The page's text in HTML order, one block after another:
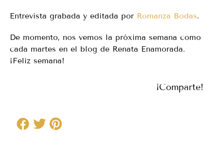
Entrevista grabada y editada por Romanza Bodas.
De momento, nos vemos la próxima semana como
cada martes en el blog de Renata Enamorada.
¡Feliz semana!
¡Comparte!